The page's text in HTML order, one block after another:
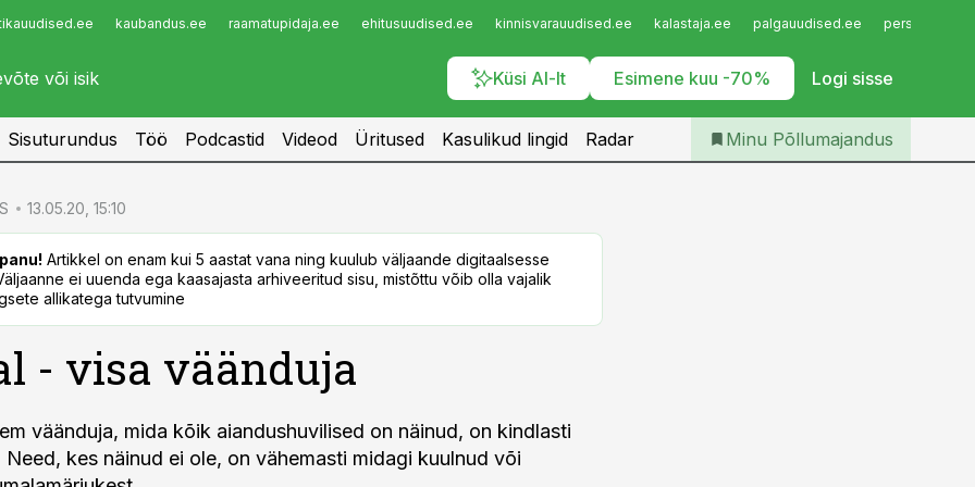
kaubandus.ee raamatupidaja.ee ehitusuudised.ee kinnisvarauudised.ee kalastaja.ee palgauudised.ee
Küsi AI-lt Esimene kuu -70% Logi sisse
Infopank
Iseteenindus
Telli Põllumajandus
Sisuturundus Töö Podcastid Videod Üritused Kasulikud lingid Radar Minu Põllumajandus
13.05.20, 15:10
Artikkel on enam kui 5 aastat vana ning kuulub väljaande digitaalsesse
ei uuenda ega kaasajasta arhiveeritud sisu, mistõttu võib olla vajalik
allikatega tutvumine
- visa väänduja
väänduja, mida kõik aiandushuvilised on näinud, on kindlasti
Need, kes näinud ei ole, on vähemasti midagi kuulnud või